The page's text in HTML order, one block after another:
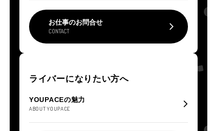
お仕事のお問合せ
CONTACT
ライバーになりたい方へ
YOUPACEの魅力
ABOUT YOUPACE